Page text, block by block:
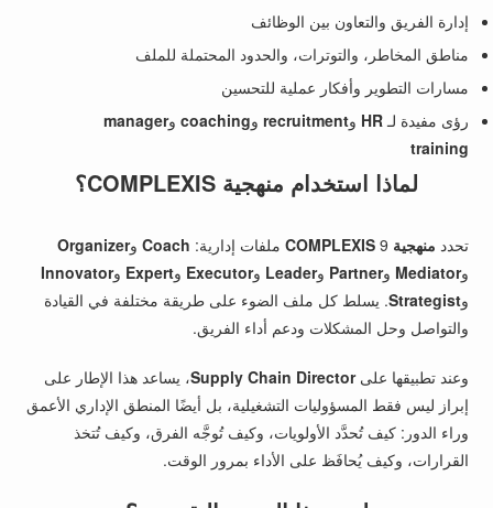
إدارة الفريق والتعاون بين الوظائف
مناطق المخاطر، والتوترات، والحدود المحتملة للملف
مسارات التطوير وأفكار عملية للتحسين
رؤى مفيدة لـHR وrecruitment وcoaching وmanager
training
لماذا استخدام منهجية COMPLEXIS؟
تحدد منهجية COMPLEXIS 9 ملفات إدارية: Coach وOrganizer
وMediator وPartner وLeader وExecutor وExpert وInnovator
وStrategist. يسلط كل ملف الضوء على طريقة مختلفة في القيادة
والتواصل وحل المشكلات ودعم أداء الفريق.
وعند تطبيقها علىSupply Chain Director، يساعد هذا الإطار على
إبراز ليس فقط المسؤوليات التشغيلية، بل أيضًا المنطق الإداري الأعمق
وراء الدور: كيف تُحدَّد الأولويات، وكيف تُوجَّه الفرق، وكيف تُتخذ
القرارات، وكيف يُحافَظ على الأداء بمرور الوقت.